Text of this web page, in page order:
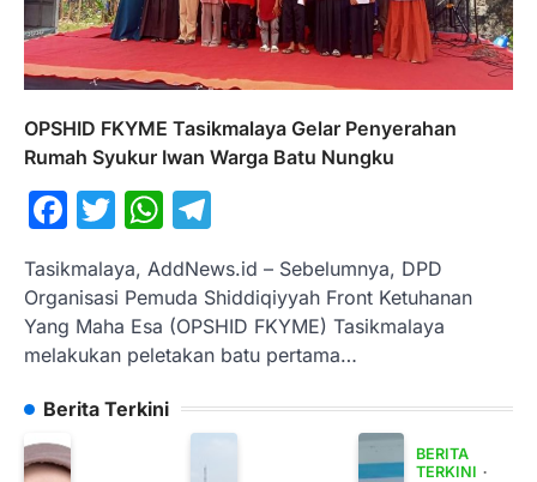
OPSHID FKYME Tasikmalaya Gelar Penyerahan
Rumah Syukur Iwan Warga Batu Nungku
Facebook
TwitterWhatsApp
Tasikmalaya, AddNews.id – Sebelumnya, DPD
Organisasi Pemuda Shiddiqiyyah Front Ketuhanan
Yang Maha Esa (OPSHID FKYME) Tasikmalaya
melakukan peletakan batu pertama…
Berita Terkini
BERITA
TERKINI